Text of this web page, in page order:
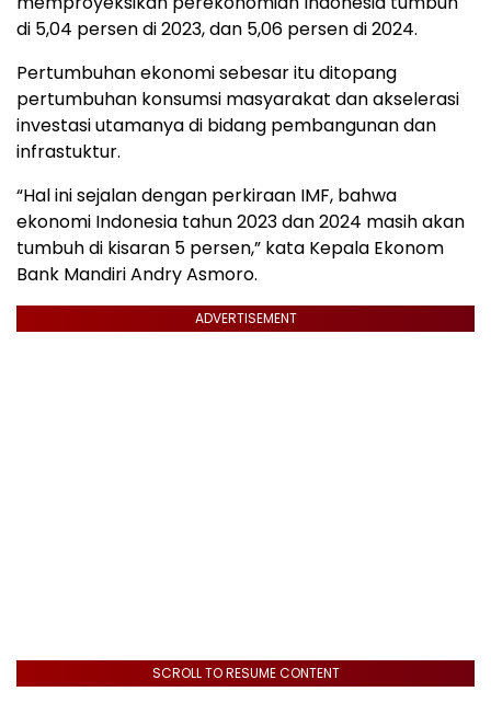
di 5,04 persen di 2023, dan 5,06 persen di 2024.
Pertumbuhan ekonomi sebesar itu ditopang
pertumbuhan konsumsi masyarakat dan akselerasi
investasi utamanya di bidang pembangunan dan
infrastuktur.
“Hal ini sejalan dengan perkiraan IMF, bahwa
ekonomi Indonesia tahun 2023 dan 2024 masih akan
tumbuh di kisaran 5 persen,” kata Kepala Ekonom
Bank Mandiri Andry Asmoro.
ADVERTISEMENT
SCROLL TO RESUME CONTENT